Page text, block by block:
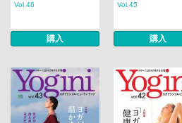
Vol.46
購入
Vol.45
購入